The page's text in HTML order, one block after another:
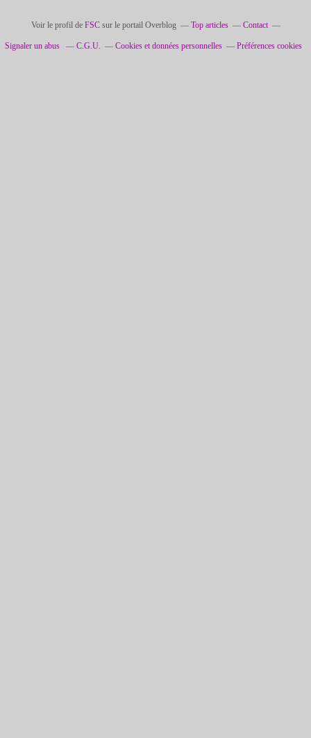
Voir le profil de FSCsur le portail Overblog Top articles Contact
Signaler un abus C.G.U. Cookies et données personnelles Préférences cookies